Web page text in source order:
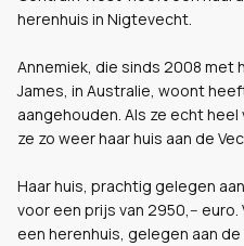
herenhuis in Nigtevecht.
Annemiek, die sinds 2008 met
James, in Australie, woont
aangehouden. Als ze echt
ze zo weer haar huis aan de
Haar huis, prachtig gelegen
voor een prijs van 2950,--
een herenhuis, gelegen aan